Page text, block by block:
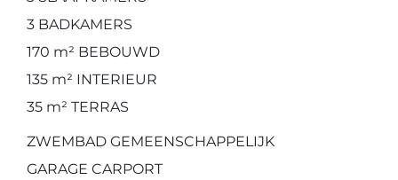
3 BADKAMERS
170 m² BEBOUWD
135 m² INTERIEUR
35 m² TERRAS
ZWEMBAD GEMEENSCHAPPELIJK
GARAGE CARPORT